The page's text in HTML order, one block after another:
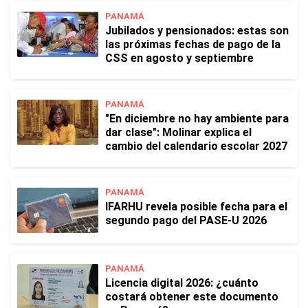
PANAMÁ
Jubilados y pensionados: estas son
las próximas fechas de pago de la
CSS en agosto y septiembre
PANAMÁ
"En diciembre no hay ambiente para
dar clase": Molinar explica el
cambio del calendario escolar 2027
PANAMÁ
IFARHU revela posible fecha para el
segundo pago del PASE-U 2026
PANAMÁ
Licencia digital 2026: ¿cuánto
costará obtener este documento